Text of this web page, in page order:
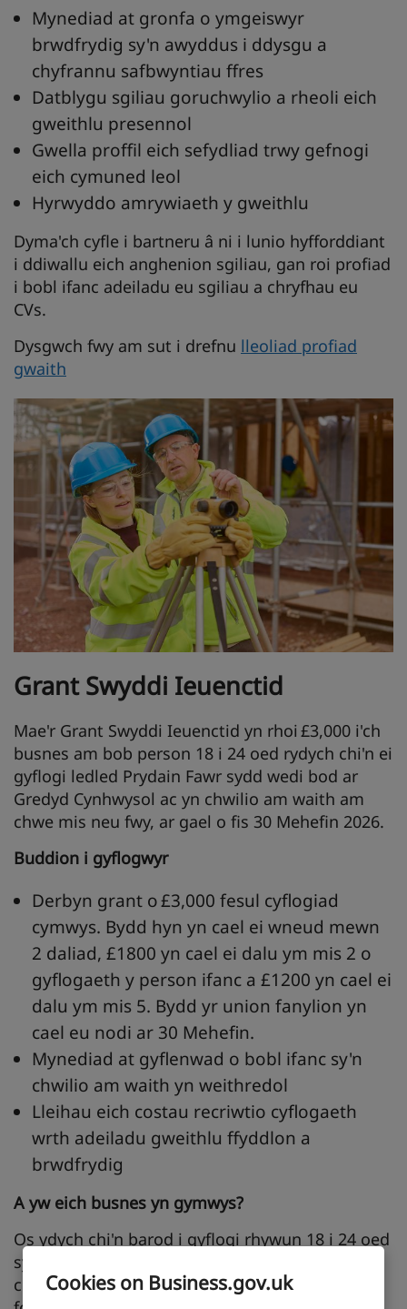
Cookies on Business.gov.uk
Mynediad at gronfa o ymgeiswyr
brwdfrydig sy'n awyddus i ddysgu a
chyfrannu safbwyntiau ffres
Datblygu sgiliau goruchwylio a rheoli eich
gweithlu presennol
Gwella proffil eich sefydliad trwy gefnogi
eich cymuned leol
Hyrwyddo amrywiaeth y gweithlu
Dyma'ch cyfle i bartneru â ni i lunio hyfforddiant
i ddiwallu eich anghenion sgiliau, gan roi profiad
i bobl ifanc adeiladu eu sgiliau a chryfhau eu
CVs.
Dysgwch fwy am sut i drefnu lleoliad profiad
gwaith
Grant Swyddi Ieuenctid
Mae'r Grant Swyddi Ieuenctid yn rhoi £3,000 i'ch
busnes am bob person 18 i 24 oed rydych chi'n ei
gyflogi ledled Prydain Fawr sydd wedi bod ar
Gredyd Cynhwysol ac yn chwilio am waith am
chwe mis neu fwy, ar gael o fis 30 Mehefin 2026.
Buddion i gyflogwyr
Derbyn grant o £3,000 fesul cyflogiad
cymwys. Bydd hyn yn cael ei wneud mewn
2 daliad, £1800 yn cael ei dalu ym mis 2 o
gyflogaeth y person ifanc a £1200 yn cael ei
dalu ym mis 5. Bydd yr union fanylion yn
cael eu nodi ar 30 Mehefin.
Mynediad at gyflenwad o bobl ifanc sy'n
chwilio am waith yn weithredol
Lleihau eich costau recriwtio cyflogaeth
wrth adeiladu gweithlu ffyddlon a
brwdfrydig
A yw eich busnes yn gymwys?
Os ydych chi'n barod i gyflogi rhywun 18 i 24 oed
sydd wedi bod ar Gredyd Cynhwysol ac yn
chwilio am waith am chwe mis neu fwy, gallech